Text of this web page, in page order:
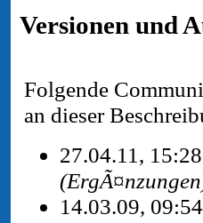
Versionen und
Folgende
an dieser
27.04.11,
14.03.09,